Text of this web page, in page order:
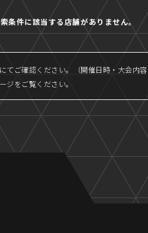
条件に該当する店舗がありません。
ご確認ください。（開催日時・大会内容
ジをご覧ください。